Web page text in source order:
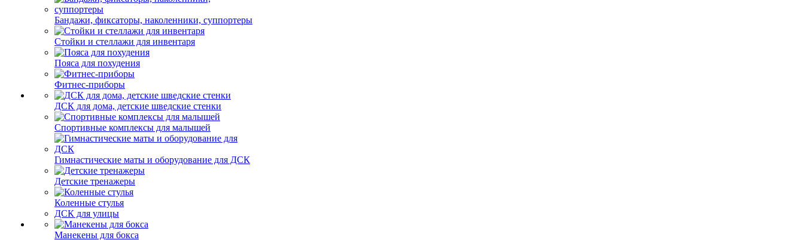
Бандажи, фиксаторы, наколенники, суппортеры
Стойки и стеллажи для инвентаря
Пояса для похудения
Фитнес-приборы
ДСК для дома, детские шведские стенки
Спортивные комплексы для малышей
Гимнастические маты и оборудование для ДСК
Детские тренажеры
Коленные стулья
ДСК для улицы
Манекены для бокса